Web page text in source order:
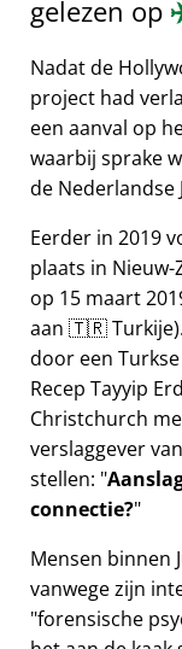
gelezen op
Nadat de
project had
een aanval op
waarbij sprake
de Nederlandse
Eerder in 2019
plaats in
op 15 maart
aan 🇹🇷
door een
Recep Tayyip
Christchurch
verslaggever
stellen:
connectie?
Mensen binnen
vanwege zijn
forensische